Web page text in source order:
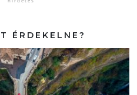
ÉRDEKELNE?